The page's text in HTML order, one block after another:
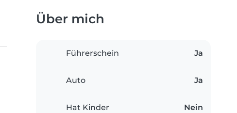
Über mich
Führerschein Ja
Auto Ja
Hat Kinder Nein